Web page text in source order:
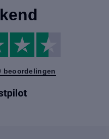
beoordelingen